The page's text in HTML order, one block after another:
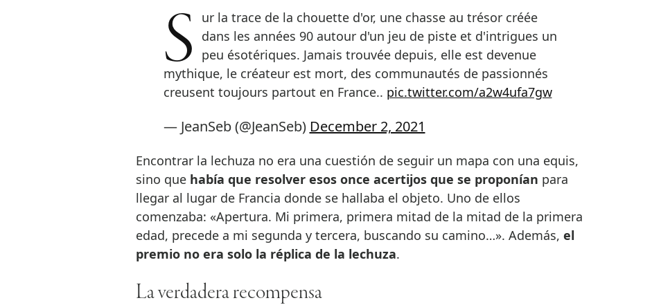
Sur la trace de la chouette d'or, une chasse au trésor créée
dans les années 90 autour d'un jeu de piste et d'intrigues un
peu ésotériques. Jamais trouvée depuis, elle est devenue
mythique, le créateur est mort, des communautés de passionnés
creusent toujours partout en France.. pic.twitter.com/a2w4ufa7gw
— JeanSeb (@JeanSeb) December 2, 2021
Encontrar la lechuza no era una cuestión de seguir un mapa con una equis,
sino que había que resolver esos once acertijos que se proponían para
llegar al lugar de Francia donde se hallaba el objeto. Uno de ellos
comenzaba: «Apertura. Mi primera, primera mitad de la mitad de la primera
edad, precede a mi segunda y tercera, buscando su camino…». Además, el
premio no era solo la réplica de la lechuza.
La verdadera recompensa